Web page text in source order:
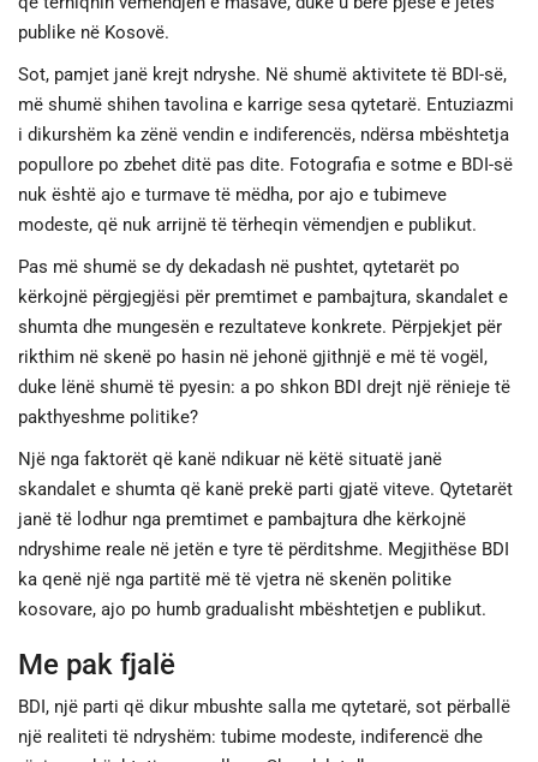
publike në Kosovë.
Sot, pamjet janë krejt ndryshe. Në shumë aktivitete të BDI-së,
më shumë shihen tavolina e karrige sesa qytetarë. Entuziazmi
i dikurshëm ka zënë vendin e indiferencës, ndërsa mbështetja
popullore po zbehet ditë pas dite. Fotografia e sotme e BDI-së
nuk është ajo e turmave të mëdha, por ajo e tubimeve
modeste, që nuk arrijnë të tërheqin vëmendjen e publikut.
Pas më shumë se dy dekadash në pushtet, qytetarët po
kërkojnë përgjegjësi për premtimet e pambajtura, skandalet e
shumta dhe mungesën e rezultateve konkrete. Përpjekjet për
rikthim në skenë po hasin në jehonë gjithnjë e më të vogël,
duke lënë shumë të pyesin: a po shkon BDI drejt një rënieje të
pakthyeshme politike?
Një nga faktorët që kanë ndikuar në këtë situatë janë
skandalet e shumta që kanë prekë parti gjatë viteve. Qytetarët
janë të lodhur nga premtimet e pambajtura dhe kërkojnë
ndryshime reale në jetën e tyre të përditshme. Megjithëse BDI
ka qenë një nga partitë më të vjetra në skenën politike
kosovare, ajo po humb gradualisht mbështetjen e publikut.
Me pak fjalë
BDI, një parti që dikur mbushte salla me qytetarë, sot përballë
një realiteti të ndryshëm: tubime modeste, indiferencë dhe